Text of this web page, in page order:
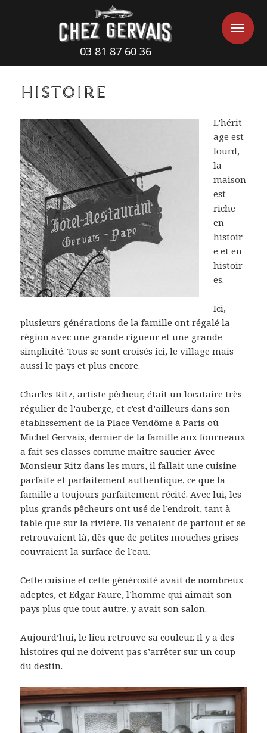
03 81 87 60 36
Histoire
L’hérit
age est
lourd,
la
maison
est
riche
en
histoir
e et en
histoir
es.
Ici,
plusieurs générations de la famille ont régalé la
région avec une grande rigueur et une grande
simplicité. Tous se sont croisés ici, le village mais
aussi le pays et plus encore.
Charles Ritz, artiste pêcheur, était un locataire très
régulier de l’auberge, et c’est d’ailleurs dans son
établissement de la Place Vendôme à Paris où
Michel Gervais, dernier de la famille aux fourneaux
a fait ses classes comme maître saucier. Avec
Monsieur Ritz dans les murs, il fallait une cuisine
parfaite et parfaitement authentique, ce que la
famille a toujours parfaitement récité. Avec lui, les
plus grands pêcheurs ont usé de l’endroit, tant à
table que sur la rivière. Ils venaient de partout et se
retrouvaient là, dès que de petites mouches grises
couvraient la surface de l’eau.
Cette cuisine et cette générosité avait de nombreux
adeptes, et Edgar Faure, l’homme qui aimait son
pays plus que tout autre, y avait son salon.
Aujourd’hui, le lieu retrouve sa couleur. Il y a des
histoires qui ne doivent pas s’arrêter sur un coup
du destin.
Cookies management panel